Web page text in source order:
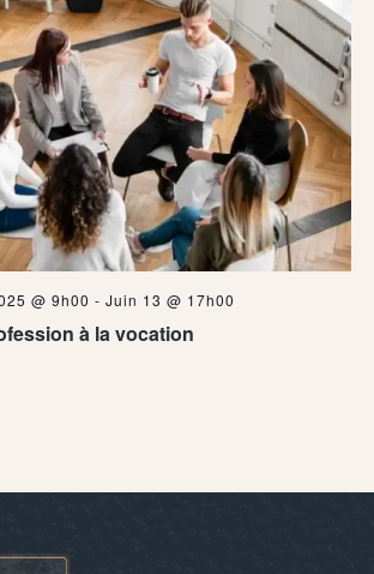
@ 9h00 - Juin 13 @ 17h00
à la vocation